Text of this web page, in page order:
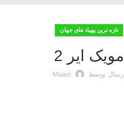
تازه ترین پهپاد های جهان
مویک ایر 2
ارسال توسط Maazi